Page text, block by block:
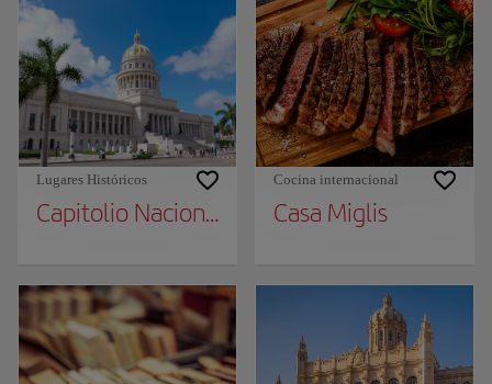
Lugares Históricos
Capitolio Nacional
Cocina internacional
Casa Miglis